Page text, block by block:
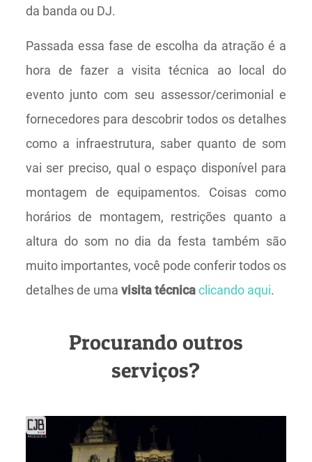
da banda ou DJ.
Passada essa fase de escolha da atração é a
hora de fazer a visita técnica ao local do
evento junto com seu assessor/cerimonial e
fornecedores para descobrir todos os detalhes
como a infraestrutura, saber quanto de som
vai ser preciso, qual o espaço disponível para
montagem de equipamentos. Coisas como
horários de montagem, restrições quanto a
altura do som no dia da festa também são
muito importantes, você pode conferir todos os
detalhes de uma visita técnicaclicando aqui.
Procurando outros
serviços?